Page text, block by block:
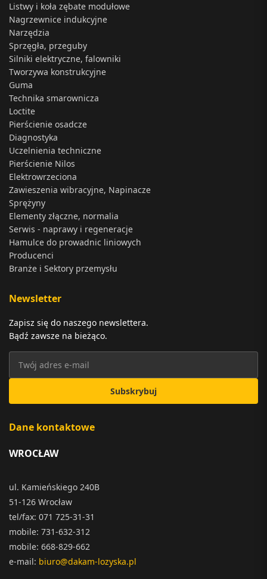
Listwy i koła zębate modułowe
Nagrzewnice indukcyjne
Narzędzia
Sprzęgła, przeguby
Silniki elektryczne, falowniki
Tworzywa konstrukcyjne
Guma
Technika smarownicza
Loctite
Pierścienie osadcze
Diagnostyka
Uczelnienia techniczne
Pierścienie Nilos
Elektrowrzeciona
Zawieszenia wibracyjne, Napinacze
Sprężyny
Elementy złączne, normalia
Serwis - naprawy i regeneracje
Hamulce do prowadnic liniowych
Producenci
Branże i Sektory przemysłu
Newsletter
Zapisz się do naszego newslettera.
Bądź zawsze na bieżąco.
Subskrybuj
Dane kontaktowe
WROCŁAW
ul. Kamieńskiego 240B
51-126 Wrocław
tel/fax: 071 725-31-31
mobile: 731-632-312
mobile: 668-829-662
e-mail: biuro@dakam-lozyska.pl